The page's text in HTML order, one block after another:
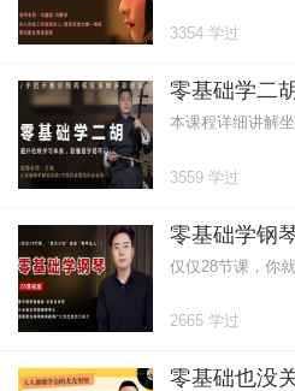
3354 学过
零基础学二胡
3559 学过
零基础学钢
2665 学过